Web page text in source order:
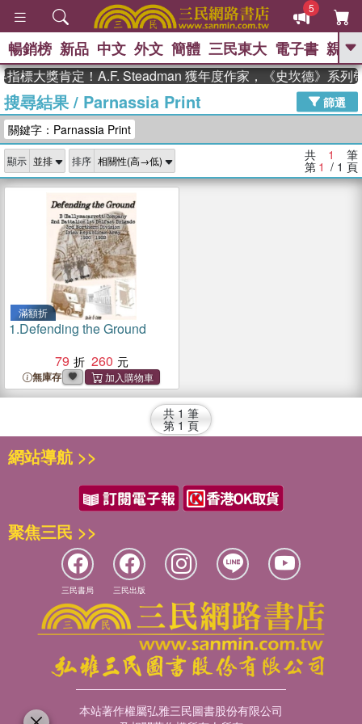
5
GO
熱搜： 東野圭吾 高希均教授回憶錄
、 The Odyssey 、 父親節 、 如果歷
獎 臺灣漫遊錄 、 方念華 、 台灣的李
登輝時代
數學女孩：黎曼猜想 、
偉大的迷走神經
暢銷榜 新品 中文 外文 簡體 三民東大 電子書 親子
標大獎肯定！A.F. Steadman 獲年度作家，《史坎德》系列
搜尋結果/ Parnassia Print
篩選
關鍵字：Parnassia Print
顯示 排序 共 1 筆
第 1 / 1 頁
滿額折
1.Defending the Ground
79
260
無庫存
共 1 筆
第 1 頁
網站導航 >>
聚焦三民 >>
三民書局 三民出版
本站著作權屬弘雅三民圖書股份有限公司